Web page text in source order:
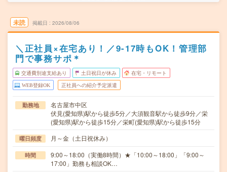
未読 掲載日 2026/08/06
＼正社員×在宅あり！／9-17時もOK！管理部
門で事務サポ＊
交通費別途支給あり 土日祝日が休み 在宅・リモート
WEB登録OK 正社員への紹介予定派遣
勤務地
名古屋市中区
伏見(愛知県)駅から徒歩5分／大須観音駅から徒歩9分／栄
(愛知県)駅から徒歩15分／栄町(愛知県)駅から徒歩15分
曜日頻度 月～金（土日祝休み）
時間
9:00～18:00（実働8時間）★「10:00～18:00」「9:00～
17:00」勤務も相談OK…